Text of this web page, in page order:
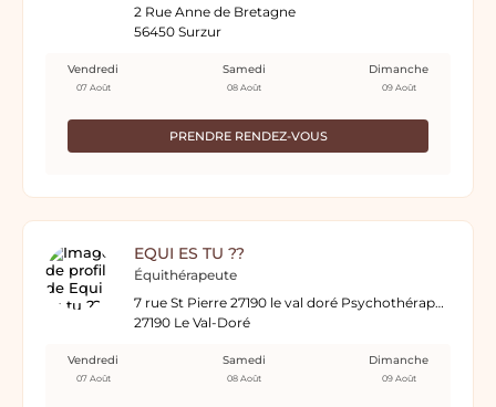
2 Rue Anne de Bretagne
56450 Surzur
PRENDRE RENDEZ-VOUS
Vendredi
07 Août
Samedi
08 Août
Dimanche
09 Août
EQUI ES TU ??
Équithérapeute
7 rue St Pierre 27190 le val doré Psychothérapeute équin/Equitherapie Enseignant en équitation, éducateur social
27190 Le Val-Doré
Vendredi
07 Août
Samedi
08 Août
Dimanche
09 Août